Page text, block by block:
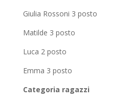
Giulia Rossoni 3 posto
Matilde 3 posto
Luca 2 posto
Emma 3 posto
Categoria ragazzi